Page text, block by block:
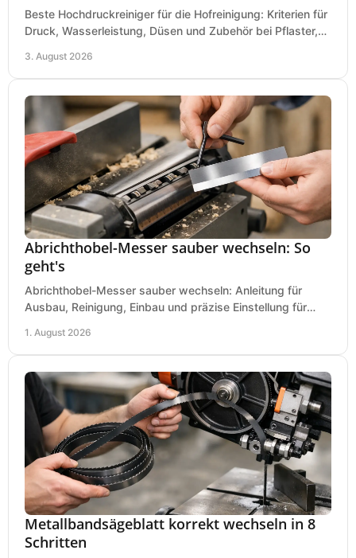
Beste Hochdruckreiniger für die Hofreinigung: Kriterien für
Druck, Wasserleistung, Düsen und Zubehör bei Pflaster,
3. August 2026
Abrichthobel-Messer sauber wechseln: So
geht's
Abrichthobel-Messer sauber wechseln: Anleitung für
Ausbau, Reinigung, Einbau und präzise Einstellung für
1. August 2026
Metallbandsägeblatt korrekt wechseln in 8
Schritten